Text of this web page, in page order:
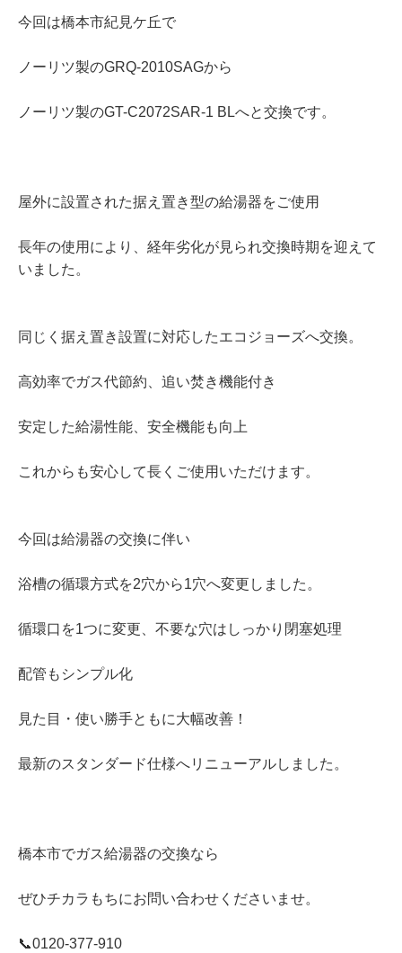
今回は橋本市紀見ケ丘で
ノーリツ製のGRQ-2010SAGから
ノーリツ製のGT-C2072SAR-1 BLへと交換です。
屋外に設置された据え置き型の給湯器をご使用
長年の使用により、経年劣化が見られ交換時期を迎えて
いました。
同じく据え置き設置に対応したエコジョーズへ交換。
高効率でガス代節約、追い焚き機能付き
安定した給湯性能、安全機能も向上
これからも安心して長くご使用いただけます。
今回は給湯器の交換に伴い
浴槽の循環方式を2穴から1穴へ変更しました。
循環口を1つに変更、不要な穴はしっかり閉塞処理
配管もシンプル化
見た目・使い勝手ともに大幅改善！
最新のスタンダード仕様へリニューアルしました。
橋本市でガス給湯器の交換なら
ぜひチカラもちにお問い合わせくださいませ。
📞0120‐377‐910